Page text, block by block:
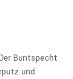
Buntspecht
und